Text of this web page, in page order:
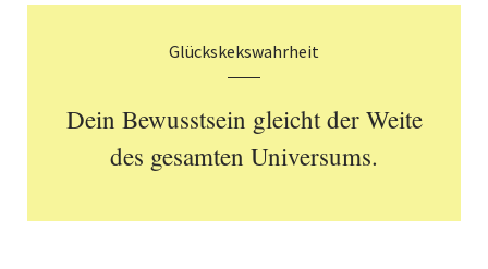
Glückskekswahrheit
Dein Bewusstsein gleicht der Weite
des gesamten Universums.